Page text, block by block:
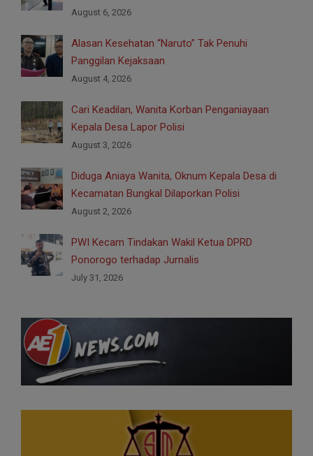
August 6, 2026
Alasan Kesehatan “Naruto” Tak Penuhi
Panggilan Kejaksaan
August 4, 2026
Cari Keadilan, Wanita Korban Penganiayaan
Kepala Desa Lapor Polisi
August 3, 2026
Diduga Aniaya Wanita, Oknum Kepala Desa di
Kecamatan Bungkal Dilaporkan Polisi
August 2, 2026
PWI Kecam Tindakan Wakil Ketua DPRD
Ponorogo terhadap Jurnalis
July 31, 2026